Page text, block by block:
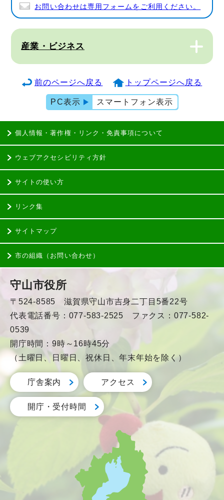
お問い合わせは専用フォームをご利用ください。
産業・ビジネス
前のページへ戻る トップページへ戻る
PC表示 スマートフォン表示
個人情報・著作権・リンク・免責事項について
ウェブアクセシビリティ方針
サイトの使い方
リンク集
サイトマップ
市の組織（お問い合わせ）
守山市役所
〒524-8585 滋賀県守山市吉身二丁目5番22号
代表電話番号：077-583-2525 ファクス：077-582-
0539
開庁時間：9時～16時45分
（土曜日、日曜日、祝休日、年末年始を除く）
庁舎案内 アクセス
開庁・受付時間